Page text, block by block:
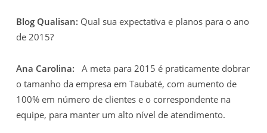
Blog Qualisan: Qual sua expectativa e planos para o ano
de 2015?
Ana Carolina: A meta para 2015 é praticamente dobrar
o tamanho da empresa em Taubaté, com aumento de
100% em número de clientes e o correspondente na
equipe, para manter um alto nível de atendimento.